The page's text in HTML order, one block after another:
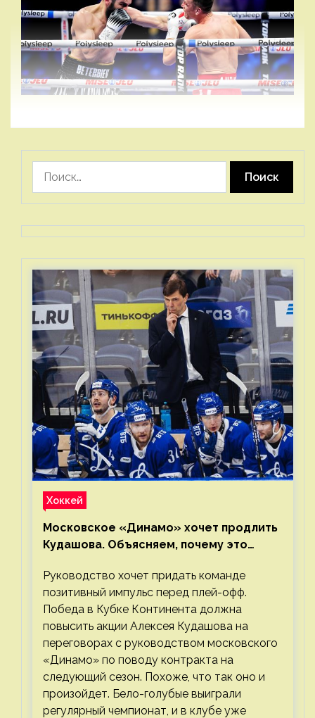
Хоккей
Московское «Динамо» хочет продлить
Кудашова. Объясняем, почему это
Руководство хочет придать команде
позитивный импульс перед плей-офф.
Победа в Кубке Континента должна
повысить акции Алексея Кудашова на
переговорах с руководством московского
«Динамо» по поводу контракта на
следующий сезон. Похоже, что так оно и
произойдет. Бело-голубые выиграли
регулярный чемпионат, и в клубе уже